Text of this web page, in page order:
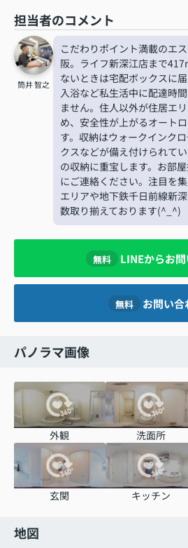
担当者のコメント
筒井 智之
こだわりポイント満載のエ
阪。ライフ新深江店まで
ないときは宅配ボックスに
入浴など私生活中に配達時
ません。住人以外が住居エ
め、安全性が上がるオート
す。収納はウォークインク
クスなどが備え付けられて
の収納に重宝します。お部
にご連絡ください。注目を
エリアや地下鉄千日前線新
数取り揃えております(^_^)
無料 LINEからお
無料 お問い合
パノラマ画像
外観 洗面所
玄関 キッチン
地図